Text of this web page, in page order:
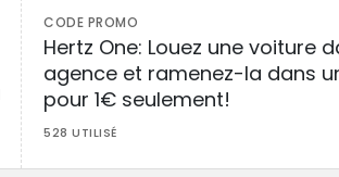
CODE PROMO
Hertz One: Louez une voiture
agence et ramenez-la dans
pour 1€ seulement!
528 UTILISÉ